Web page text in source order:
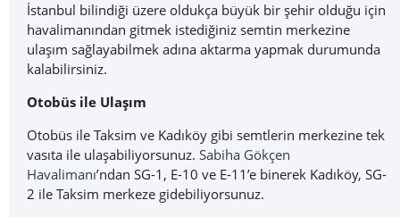
İstanbul bilindiği üzere oldukça büyük bir şehir olduğu için
havalimanından gitmek istediğiniz semtin merkezine
ulaşım sağlayabilmek adına aktarma yapmak durumunda
kalabilirsiniz.
Otobüs ile Ulaşım
Otobüs ile Taksim ve Kadıköy gibi semtlerin merkezine tek
vasıta ile ulaşabiliyorsunuz. Sabiha Gökçen
Havalimanı’ndan SG-1, E-10 ve E-11’e binerek Kadıköy, SG-
2 ile Taksim merkeze gidebiliyorsunuz.